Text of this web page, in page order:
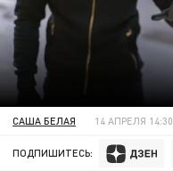
САША БЕЛАЯ 14 АПРЕЛЯ 14:30
ПОДПИШИТЕСЬ: